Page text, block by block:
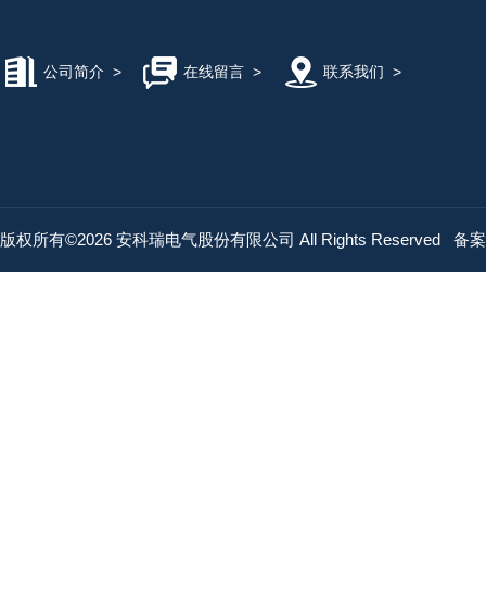
公司简介 > 在线留言> 联系我们 >
版权所有©2026 安科瑞电气股份有限公司 All Rights Reserved 备